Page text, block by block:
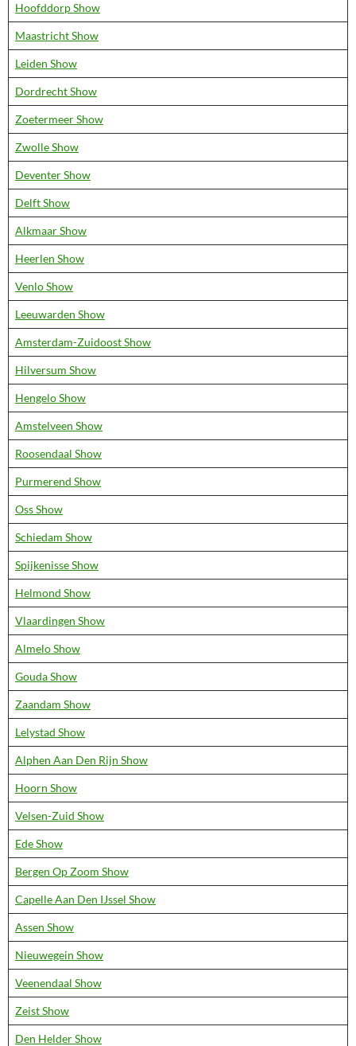
Hoofddorp Show
Maastricht Show
Leiden Show
Dordrecht Show
Zoetermeer Show
Zwolle Show
Deventer Show
Delft Show
Alkmaar Show
Heerlen Show
Venlo Show
Leeuwarden Show
Amsterdam-Zuidoost Show
Hilversum Show
Hengelo Show
Amstelveen Show
Roosendaal Show
Purmerend Show
Oss Show
Schiedam Show
Spijkenisse Show
Helmond Show
Vlaardingen Show
Almelo Show
Gouda Show
Zaandam Show
Lelystad Show
Alphen Aan Den Rijn Show
Hoorn Show
Velsen-Zuid Show
Ede Show
Bergen Op Zoom Show
Capelle Aan Den IJssel Show
Assen Show
Nieuwegein Show
Veenendaal Show
Zeist Show
Den Helder Show